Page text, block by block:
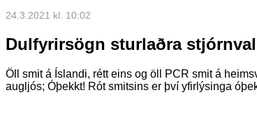
24.3.2021 kl. 10:02
Dulfyrirsögn sturlaðra
Öll smit á Íslandi, rétt eins og öll PCR smit á
augljós; Óþekkt! Rót smitsins er því yfirlýsinga